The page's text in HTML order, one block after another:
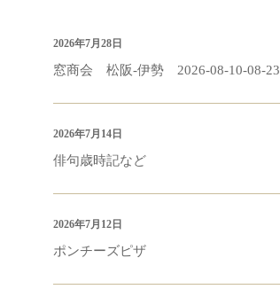
窓商会 松阪-伊勢 2026-08-10-08-23
2026年7月28日
俳句歳時記など
2026年7月14日
ポンチーズピザ
2026年7月12日